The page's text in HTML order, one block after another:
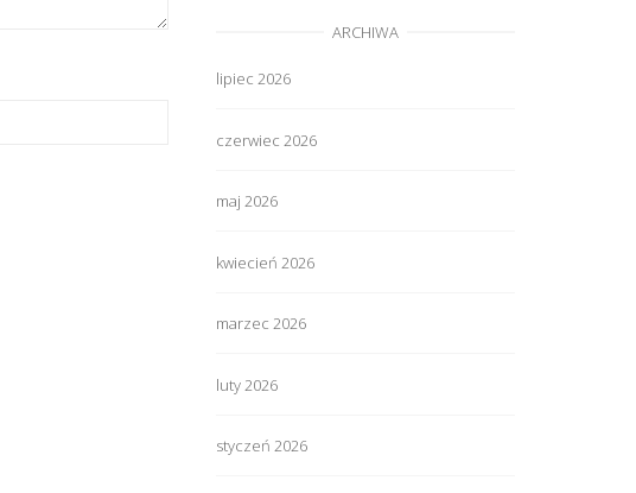
ARCHIWA
lipiec 2026
czerwiec 2026
maj 2026
kwiecień 2026
marzec 2026
luty 2026
styczeń 2026